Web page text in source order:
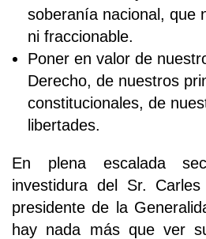
soberanía nacional, que
ni fraccionable.
Poner en valor de
Derecho, de nuestros
constitucionales, de
libertades.
En plena escalada
investidura del Sr.
presidente de la
hay nada más que ver